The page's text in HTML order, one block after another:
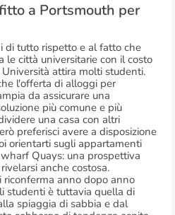
a Portsmouth per
di tutto rispetto e al fatto che
le città universitarie con il costo
attira molti studenti.
l'offerta di alloggi per
da assicurare una
più comune e più
una casa con altri
preferisci avere a disposizione
orientarti sugli appartamenti
Quays: una prospettiva
anche costosa.
riconferma anno dopo anno
studenti è tuttavia quella di
spiaggia di sabbia e dal